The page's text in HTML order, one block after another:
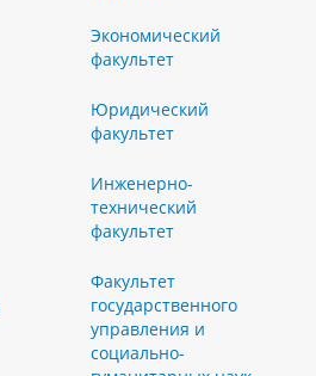
Экономический
факультет
Юридический
факультет
Инженерно-
технический
факультет
Факультет
государственного
управления и
социально-